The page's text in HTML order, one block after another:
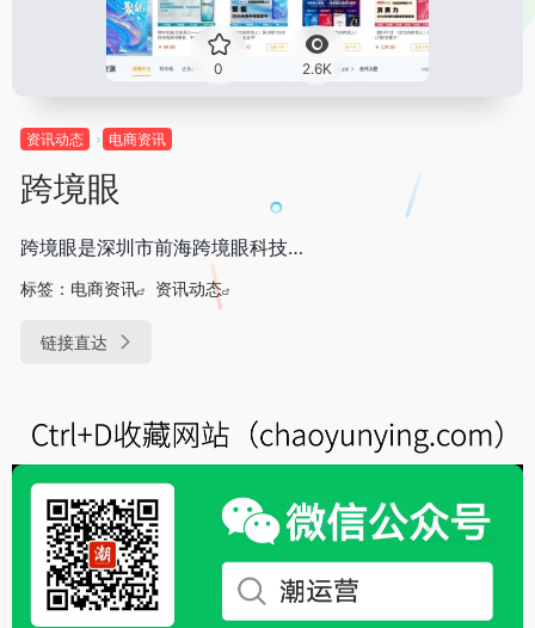
0 2.6K
资讯动态 电商资讯
跨境眼
跨境眼是深圳市前海跨境眼科技…
标签： 电商资讯 资讯动态
链接直达